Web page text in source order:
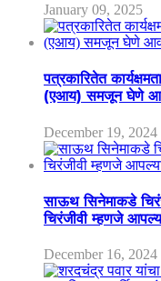
January 09, 2025
पत्रकारितेत
(एआय) समजून घेणे
December 19, 2024
साऊथ सिनेमाकडे
चिरंजीवी म्हणजे
December 16, 2024